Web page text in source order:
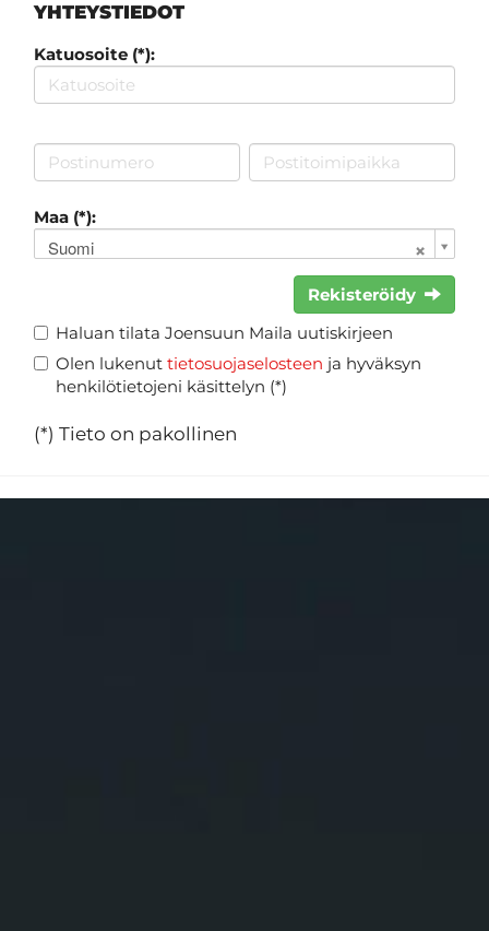
YHTEYSTIEDOT
Katuosoite (*):
Maa (*):
Suomi
Rekisteröidy
Haluan tilata Joensuun Maila uutiskirjeen
Olen lukenut tietosuojaselosteen ja hyväksyn
henkilötietojeni käsittelyn (*)
(*) Tieto on pakollinen